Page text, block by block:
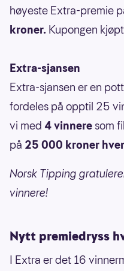
høyeste Extra-premie
kroner. Kupongen
Extra-sjansen
Extra-sjansen er en
fordeles på opptil 25
vi med 4 vinnere som
på 25 000 kroner hver
Norsk Tipping
vinnere!
Nytt premiedryss
I Extra er det 16